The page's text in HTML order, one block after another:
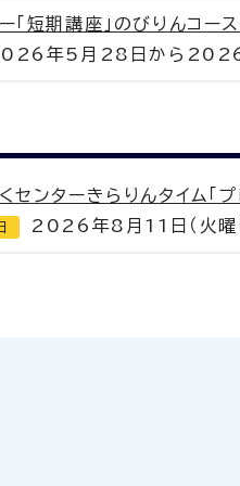
「短期講座」のびりんコー
年5月28日から
センターきらりんタイム「
2026年8月11日（火曜